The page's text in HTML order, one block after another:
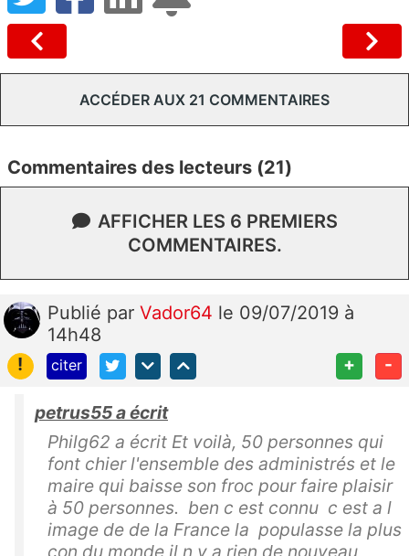
ACCÉDER AUX 21 COMMENTAIRES
Commentaires des lecteurs (21)
AFFICHER LES 6 PREMIERS
COMMENTAIRES.
Publié par Vador64 le 09/07/2019 à
14h48
!
citer + -
petrus55 a écrit
Philg62 a écrit Et voilà, 50 personnes qui
font chier l'ensemble des administrés et le
maire qui baisse son froc pour faire plaisir
à 50 personnes. ben c est connu c est a l
image de de la France la populasse la plus
con du monde il n y a rien de nouveau